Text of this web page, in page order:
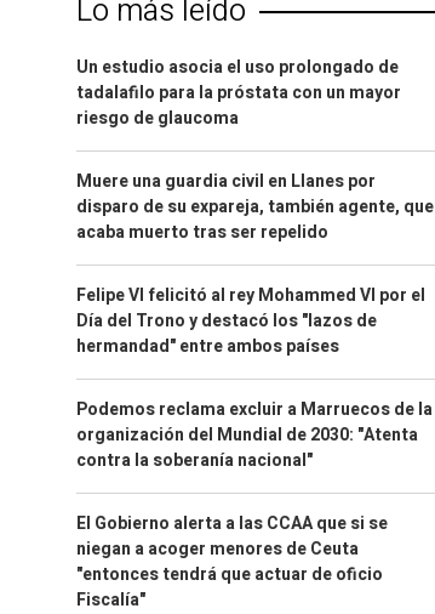
Lo más leído
Un estudio asocia el uso prolongado de
tadalafilo para la próstata con un mayor
riesgo de glaucoma
Muere una guardia civil en Llanes por
disparo de su expareja, también agente, que
acaba muerto tras ser repelido
Felipe VI felicitó al rey Mohammed VI por el
Día del Trono y destacó los "lazos de
hermandad" entre ambos países
Podemos reclama excluir a Marruecos de la
organización del Mundial de 2030: "Atenta
contra la soberanía nacional"
El Gobierno alerta a las CCAA que si se
niegan a acoger menores de Ceuta
"entonces tendrá que actuar de oficio
Fiscalía"